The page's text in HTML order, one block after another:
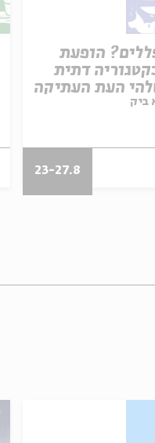
הופעת
דתית
העת העתיקה
23-27.8